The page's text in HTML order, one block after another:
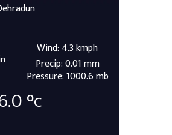
Wind: 4.3 kmph
Precip: 0.01 mm
Pressure: 1000.6 mb
°c